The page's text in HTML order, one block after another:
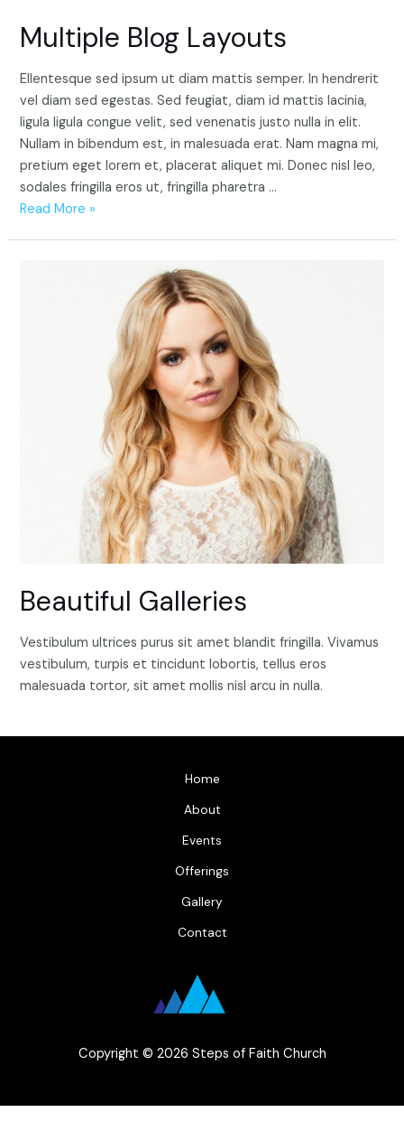
Multiple Blog Layouts
Ellentesque sed ipsum ut diam mattis semper. In hendrerit
vel diam sed egestas. Sed feugiat, diam id mattis lacinia,
ligula ligula congue velit, sed venenatis justo nulla in elit.
Nullam in bibendum est, in malesuada erat. Nam magna mi,
pretium eget lorem et, placerat aliquet mi. Donec nisl leo,
sodales fringilla eros ut, fringilla pharetra …
Multiple
Read More »
Beautiful Galleries
Vestibulum ultrices purus sit amet blandit fringilla. Vivamus
vestibulum, turpis et tincidunt lobortis, tellus eros
malesuada tortor, sit amet mollis nisl arcu in nulla.
Home
About
Events
Offerings
Gallery
Contact
Copyright © 2026 Steps of Faith Church